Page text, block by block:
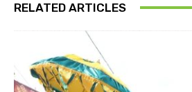
RELATED ARTICLES